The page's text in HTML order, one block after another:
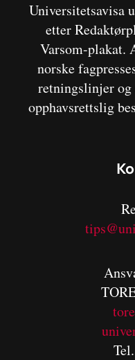
Universitetsavisa
etter
Varsom-plakat.
norske
retningslinjer
opphavsrettslig